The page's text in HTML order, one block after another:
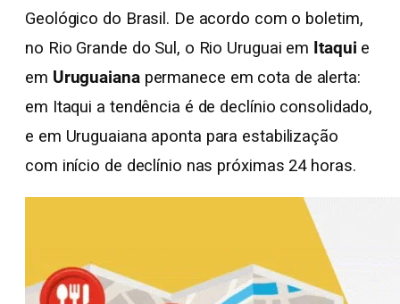
Geológico do Brasil. De acordo com o boletim,
no Rio Grande do Sul, o Rio Uruguai em Itaqui e
em Uruguaiana permanece em cota de alerta:
em Itaqui a tendência é de declínio consolidado,
e em Uruguaiana aponta para estabilização
com início de declínio nas próximas 24 horas.